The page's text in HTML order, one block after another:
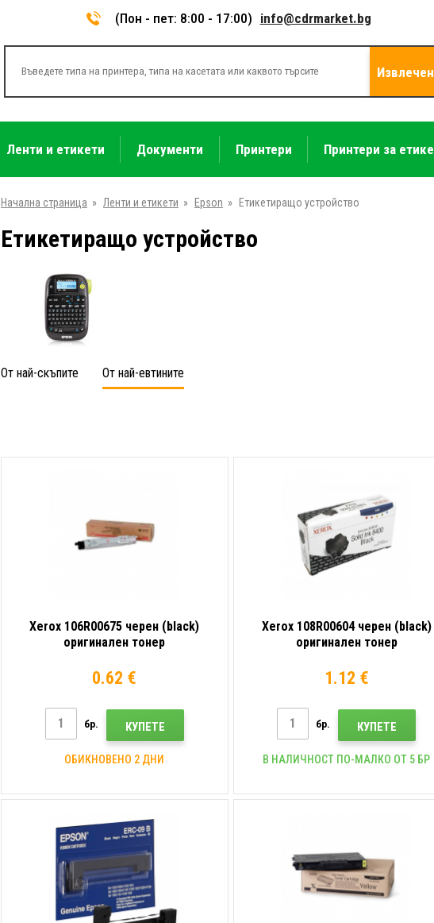
(Пон - пет: 8:00 - 17:00) info@cdrmarket.bg
Ленти и етикети Документи Принтери Принтери за
Начална страница » Ленти и етикети » Epson » Етикетиращо устройство
Етикетиращо устройство
От най-скъпите
От най-евтините
Xerox 106R00675 черен (black)
оригинален тонер
0.62 €
бр. КУПЕТЕ
ОБИКНОВЕНО 2 ДНИ
Xerox 108R00604 черен (black)
оригинален тонер
1.12 €
бр. КУПЕТЕ
В НАЛИЧНОСТ ПО-МАЛКО ОТ 5 БР